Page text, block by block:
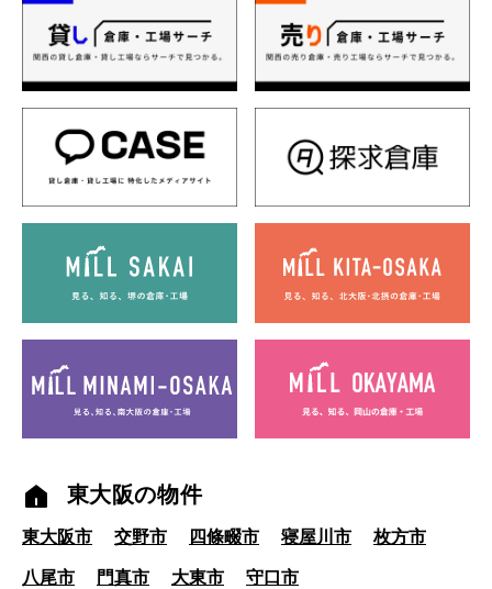
東大阪の物件
東大阪市 交野市 四條畷市 寝屋川市 枚方市
八尾市 門真市 大東市 守口市